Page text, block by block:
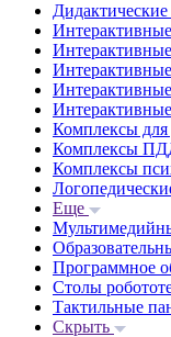
Комплексы для
Комплексы
Комплексы
Еще
Программное
Столы
Тактильные
Скрыть